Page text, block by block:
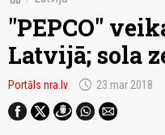
"PEPCO"
Latvijā; sola
Portāls nra.lv schedule 23.mar 2018